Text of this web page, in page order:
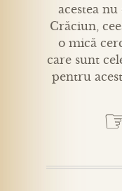
acestea
Crăciun,
o mică
care sunt
pentru